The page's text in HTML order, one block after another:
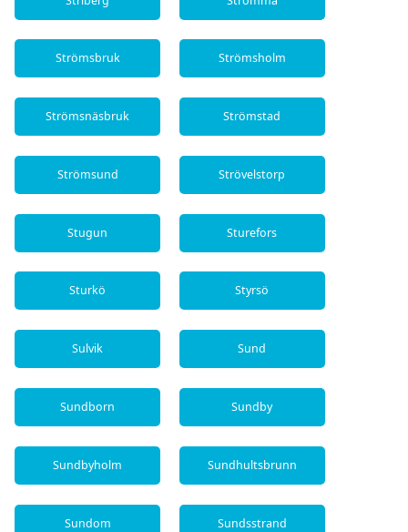
Strömsbruk Strömsholm
Strömsnäsbruk Strömstad
Strömsund Strövelstorp
Stugun Sturefors
Sturkö Styrsö
Sulvik Sund
Sundborn Sundby
Sundbyholm Sundhultsbrunn
Sundom Sundsstrand